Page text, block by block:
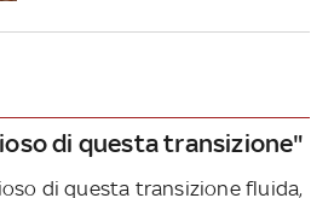
di questa transizione"
di questa transizione fluida,